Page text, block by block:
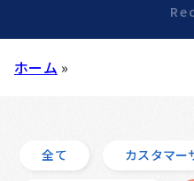
ホーム »
全て カスタマー